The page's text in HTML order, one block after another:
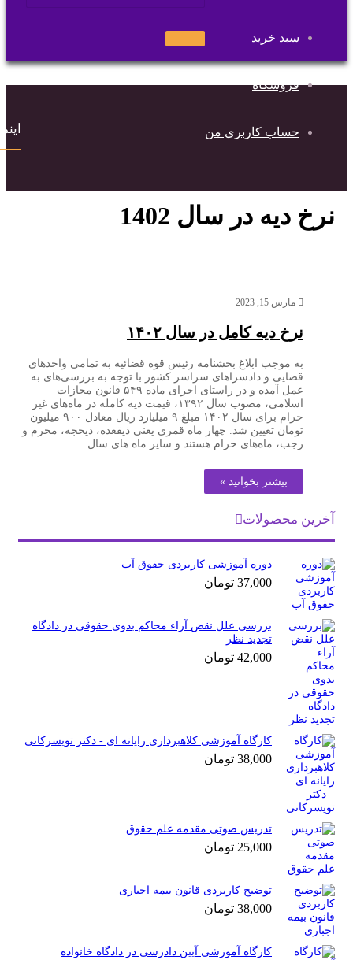
سبد خرید
فروشگاه
حساب کاربری من
جستجو
برای
نرخ دیه در سال 1402
مارس 15, 2023
نرخ دیه کامل در سال ۱۴۰۲
به موجب ابلاغ بخشنامه رئیس قوه قضائیه به تمامی واحد‌های
قضایی و دادسرا‌های سراسر کشور با توجه به بررسی‌های به
عمل آمده و در راستای اجرای ماده ۵۴۹ قانون مجازات
اسلامی، مصوب سال ۱۳۹۲، قیمت دیه کامله در ماه‌های غیر
حرام برای سال ۱۴۰۲ مبلغ ۹ میلیارد ریال معادل ۹۰۰ میلیون
تومان تعیین شد. چهار ماه قمری یعنی ذیقعده، ذیحجه، محرم و
رجب، ماه‌های حرام هستند و سایر ماه های سال…
بیشتر بخوانید »
آخرین محصولات
دوره آموزشی کاربردی حقوق آب
37,000 تومان
بررسی علل نقض آراء محاکم بدوی حقوقی در دادگاه
تجدید نظر
42,000 تومان
کارگاه آموزشی کلاهبرداری رایانه ای - دکتر تویسرکانی
38,000 تومان
تدریس صوتی مقدمه علم حقوق
25,000 تومان
توضیح کاربردی قانون بیمه اجباری
38,000 تومان
کارگاه آموزشی آیین دادرسی در دادگاه خانواده
اینماد